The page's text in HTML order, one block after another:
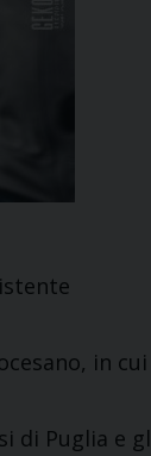
in cui
di Puglia e